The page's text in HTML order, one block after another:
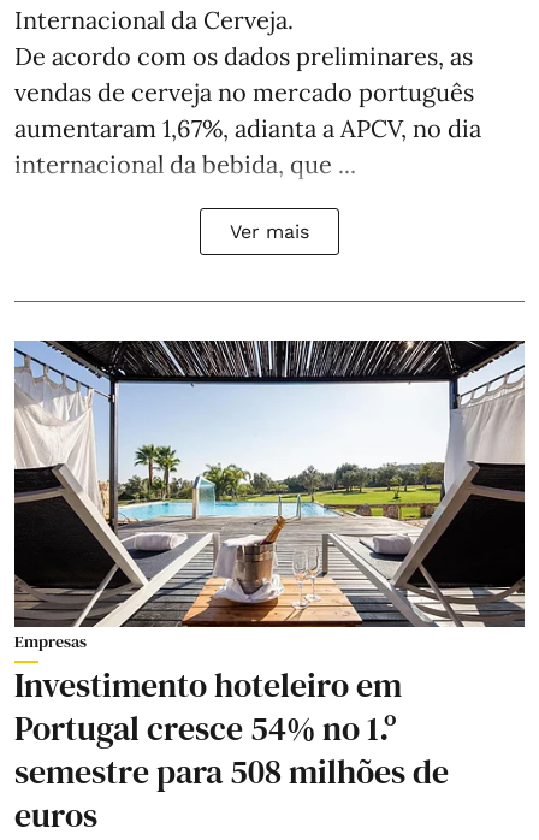
Internacional da Cerveja.
De acordo com os dados preliminares, as
vendas de cerveja no mercado português
aumentaram 1,67%, adianta a APCV, no dia
internacional da bebida, que ...
Ver mais
Empresas
Investimento hoteleiro em
Portugal cresce 54% no 1.º
semestre para 508 milhões de
euros